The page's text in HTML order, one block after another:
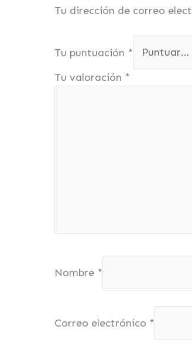
Tu dirección de correo
Tu puntuación *
Tu valoración *
Nombre *
Correo electrónico *